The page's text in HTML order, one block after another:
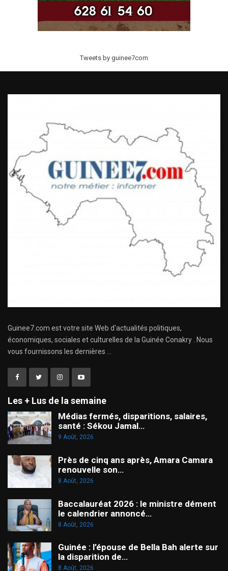
Tweets by guinee7com
Guinee7.com est votre site Web d'actualités politiques,
économiques, sociales et culturelles de la Guinée Conakry . Nous
vous fournissons les dernières ...
Les + Lus de la semaine
Médias fermés, disparitions, salaires,
santé : Sékou Jamal…
9 Août, 2026
Près de cinq ans après, Amara Camara
renouvelle son…
8 Août, 2026
Baccalauréat 2026 : le ministre dément
le calendrier annoncé…
8 Août, 2026
Guinée : l’épouse de Bella Bah alerte sur
la disparition de…
8 Août, 2026